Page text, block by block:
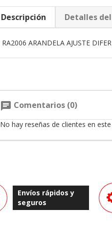
Descripción Detalles
RA2006 ARANDELA AJUSTE
chat Comentarios (0)
No hay reseñas de clientes en
Envíos rápidos y
seguros